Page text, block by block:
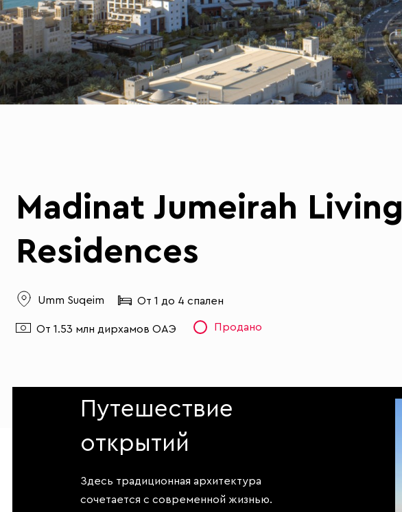
Madinat Jumeirah Living
Residences
Umm Suqeim От 1 до 4 спален
От 1.53 млн дирхамов ОАЭ Продано
Путешествие
открытий
Здесь традиционная архитектура
сочетается с современной жизнью.